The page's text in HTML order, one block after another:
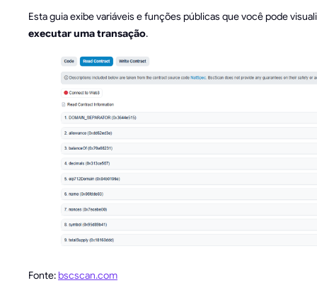
Esta guia exibe variáveis e funções públicas que você pode
executar uma transação.
Fonte:bscscan.com